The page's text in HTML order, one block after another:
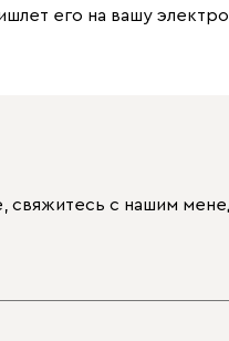
его на вашу
свяжитесь с нашим